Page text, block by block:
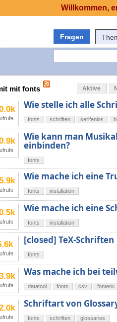
Fragen
mit fonts Aktive
Wie stelle ich alle
fonts schriften serifenlos
Wie kann man
einbinden?
fonts
Wie mache ich eine
fonts installation
Wie mache ich eine
fonts installation
[closed] TeX-Schriften
fonts
Was mache ich bei
datatool fonts csv fontenc
Schriftart von
fonts schriften glossaries
Willkommen,